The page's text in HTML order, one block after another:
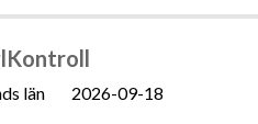
län 2026-09-18